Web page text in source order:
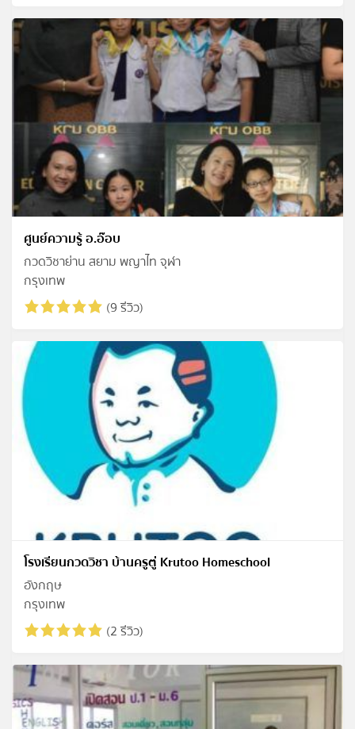
ศูนย์ความรู้ อ.อ๊อบ
กวดวิชาย่าน สยาม พญาไท จุฬา
กรุงเทพ
(9 รีวิว)
โรงเรียนกวดวิชา บ้านครูตู่ Krutoo Homeschool
อังกฤษ
กรุงเทพ
(2 รีวิว)